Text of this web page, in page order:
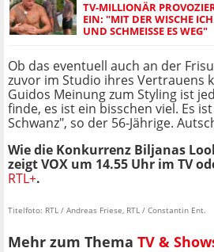
TV-MILLIONÄR
EIN: "MIT DER WISCHE
UND SCHMEISSE ES WEG"
Ob das eventuell auch an der
zuvor im Studio ihres Vertrauens
Guidos Meinung zum Styling ist
finde, es ist ein bisschen viel. Es
Schwanz", so der 56-Jährige.
Wie die Konkurrenz Biljanas
zeigt VOX um 14.55 Uhr im TV
RTL+.
Titelfoto: RTL / Andreas Friese, RTL / Constantin Ent.
Mehr zum Thema TV &